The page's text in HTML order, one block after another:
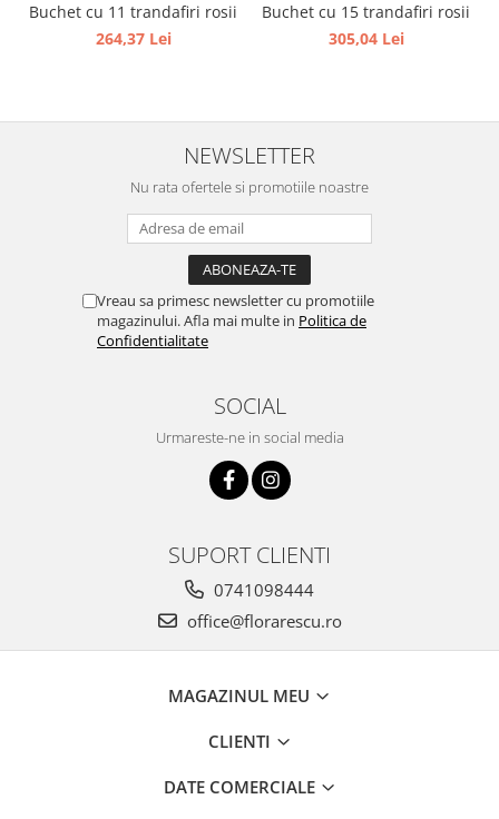
Buchet cu 11 trandafiri rosii
264,37 Lei
Buchet cu 15 trandafiri rosii
305,04 Lei
NEWSLETTER
Nu rata ofertele si promotiile noastre
Vreau sa primesc newsletter cu promotiile
magazinului. Afla mai multe in Politica de
Confidentialitate
SOCIAL
Urmareste-ne in social media
SUPORT CLIENTI
0741098444
office@florarescu.ro
MAGAZINUL MEU
CLIENTI
DATE COMERCIALE